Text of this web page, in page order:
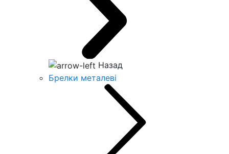
Назад
Брелки металеві